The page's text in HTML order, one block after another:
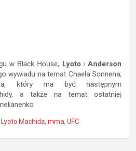
w Black House, Lyoto i Anderson
wywiadu na temat Chaela Sonnena,
który ma być następnym
a także na temat ostatniej
Lyoto Machida, mma, UFC